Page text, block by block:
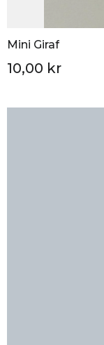
Mini Giraf
10,00 kr